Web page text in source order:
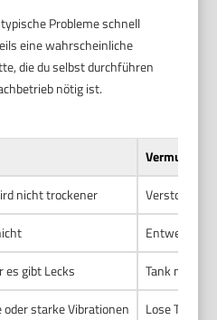
Probleme schnell
eine wahrscheinliche
die du selbst durchführen
nötig ist.
Vermutete
nicht trockener
Verstopfter
Entweder
es gibt Lecks
Tank nicht
starke Vibrationen
Lose Teile,